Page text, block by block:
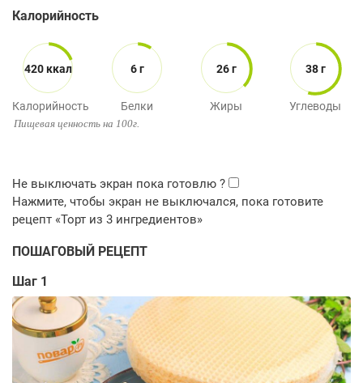
Калорийность
420 ккал
Калорийность
6 г
Белки
26 г
Жиры
38 г
Углеводы
Пищевая ценность на 100г.
ПОШАГОВЫЙ РЕЦЕПТ
Шаг 1